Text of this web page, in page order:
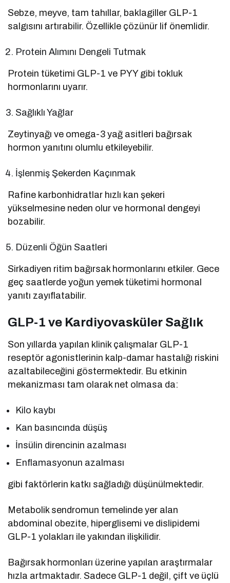
Sebze, meyve, tam tahıllar, baklagiller GLP-1
salgısını artırabilir. Özellikle çözünür lif önemlidir.
Protein Alımını Dengeli Tutmak
Protein tüketimi GLP-1 ve PYY gibi tokluk
hormonlarını uyarır.
Sağlıklı Yağlar
Zeytinyağı ve omega-3 yağ asitleri bağırsak
hormon yanıtını olumlu etkileyebilir.
İşlenmiş Şekerden Kaçınmak
Rafine karbonhidratlar hızlı kan şekeri
yükselmesine neden olur ve hormonal dengeyi
bozabilir.
Düzenli Öğün Saatleri
Sirkadiyen ritim bağırsak hormonlarını etkiler. Gece
geç saatlerde yoğun yemek tüketimi hormonal
yanıtı zayıflatabilir.
GLP-1 ve Kardiyovasküler Sağlık
Son yıllarda yapılan klinik çalışmalar GLP-1
reseptör agonistlerinin kalp-damar hastalığı riskini
azaltabileceğini göstermektedir. Bu etkinin
mekanizması tam olarak net olmasa da:
Kilo kaybı
Kan basıncında düşüş
İnsülin direncinin azalması
Enflamasyonun azalması
gibi faktörlerin katkı sağladığı düşünülmektedir.
Metabolik sendromun temelinde yer alan
abdominal obezite, hiperglisemi ve dislipidemi
GLP-1 yolakları ile yakından ilişkilidir.
Bağırsak hormonları üzerine yapılan araştırmalar
hızla artmaktadır. Sadece GLP-1 değil, çift ve üçlü